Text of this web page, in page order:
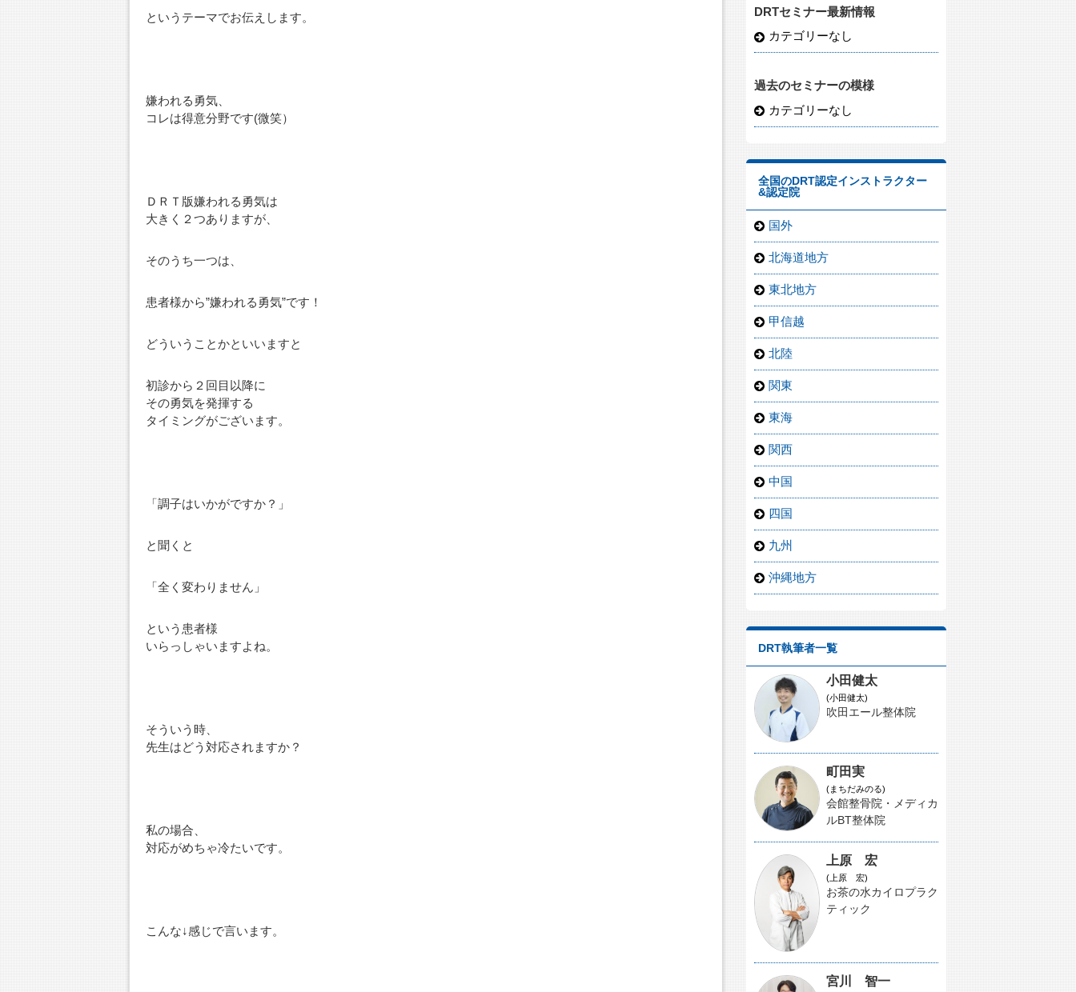
というテーマでお伝えします。
嫌われる勇気、
コレは得意分野です(微笑）
ＤＲＴ版嫌われる勇気は
大きく２つありますが、
そのうち一つは、
患者様から”嫌われる勇気”です！
どういうことかといいますと
初診から２回目以降に
その勇気を発揮する
タイミングがございます。
「調子はいかがですか？」
と聞くと
「全く変わりません」
という患者様
いらっしゃいますよね。
そういう時、
先生はどう対応されますか？
私の場合、
対応がめちゃ冷たいです。
こんな↓感じで言います。
DRTセミナー最新情報
カテゴリーなし
過去のセミナーの模様
カテゴリーなし
全国のDRT認定インストラクター
&認定院
国外
北海道地方
東北地方
甲信越
北陸
関東
東海
関西
中国
四国
九州
沖縄地方
DRT執筆者一覧
小田健太
(小田健太)
吹田エール整体院
町田実
(まちだみのる)
会館整骨院・メディカ
ルBT整体院
上原 宏
(上原 宏)
お茶の水カイロプラク
ティック
宮川 智一